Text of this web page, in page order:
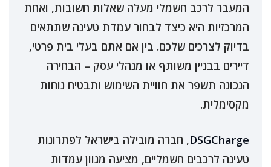
המעבר לרכב חשמלי מעלה שאלות חשובות, ואחת
המרכזיות היא כיצד לבחור עמדת טעינה שתתאים
בדיוק לצרכים שלכם. בין אם אתם בעלי בית פרטי,
דיירים בבניין משותף או מנהלי עסק – הבחירה
הנכונה תשפר את חוויית השימוש ותבטיח נוחות
מקסימלית.
DSGCharge, חברה מובילה בישראל לפתרונות
טעינה לרכבים חשמליים, מציעה מגוון עמדות